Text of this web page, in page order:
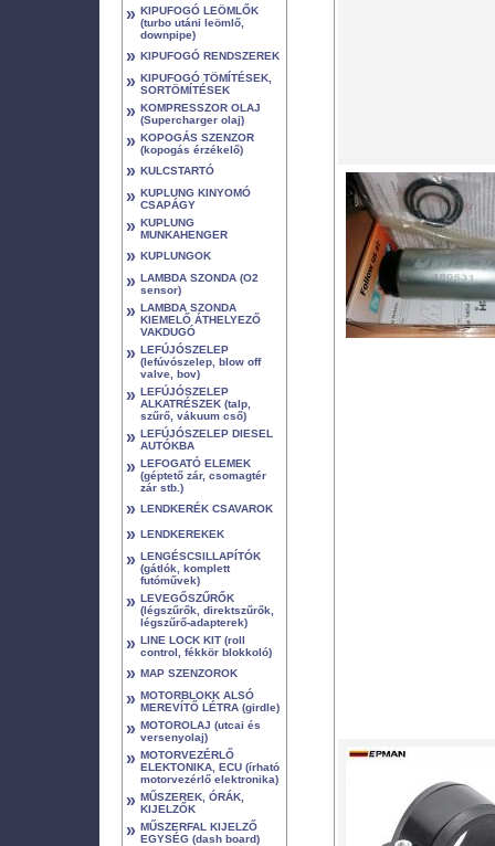
» KIPUFOGÓ LEÖMLŐK
(turbo utáni leömlő,
downpipe)
» KIPUFOGÓ RENDSZEREK
» KIPUFOGÓ TÖMÍTÉSEK,
SORTÖMÍTÉSEK
» KOMPRESSZOR OLAJ
(Supercharger olaj)
» KOPOGÁS SZENZOR
(kopogás érzékelő)
» KULCSTARTÓ
» KUPLUNG KINYOMÓ
CSAPÁGY
» KUPLUNG
MUNKAHENGER
» KUPLUNGOK
» LAMBDA SZONDA (O2
sensor)
» LAMBDA SZONDA
KIEMELŐ ÁTHELYEZŐ
VAKDUGÓ
» LEFÚJÓSZELEP
(lefúvószelep, blow off
valve, bov)
» LEFÚJÓSZELEP
ALKATRÉSZEK (talp,
szűrő, vákuum cső)
» LEFÚJÓSZELEP DIESEL
AUTÓKBA
» LEFOGATÓ ELEMEK
(géptető zár, csomagtér
zár stb.)
» LENDKERÉK CSAVAROK
» LENDKEREKEK
» LENGÉSCSILLAPÍTÓK
(gátlók, komplett
futóművek)
» LEVEGŐSZŰRŐK
(légszűrők, direktszűrők,
légszűrő-adapterek)
» LINE LOCK KIT (roll
control, fékkör blokkoló)
» MAP SZENZOROK
» MOTORBLOKK ALSÓ
MEREVÍTŐ LÉTRA (girdle)
» MOTOROLAJ (utcai és
versenyolaj)
» MOTORVEZÉRLŐ
ELEKTONIKA, ECU (írható
motorvezérlő elektronika)
» MŰSZEREK, ÓRÁK,
KIJELZŐK
» MŰSZERFAL KIJELZŐ
EGYSÉG (dash board)